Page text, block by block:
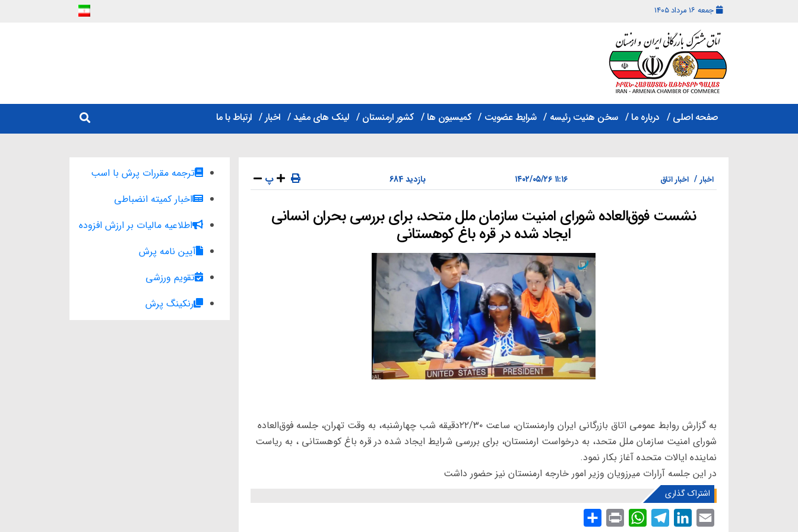
جمعه ۱۶ مرداد ۱۴۰۵
بازرگانی
ایران
ارمنستان
صفحه اصلی درباره ما سخن هئیت رئیسه شرایط عضویت کمیسیون ها کشور ارمنستان لینک های مفید اخبار ارتباط با ما
اخبار اخبار اتاق ۱۱:۱۶ ۱۴۰۲/۰۵/۲۶ 684 بازدید پ
دسته‌ها
نشست فوق‌العاده شورای امنیت سازمان ملل متحد، برای بررسی بحران انسانی
ایجاد شده در قره باغ کوهستانی
به گزارش روابط عمومی اتاق بازرگانی ایران وارمنستان، ساعت ۲۲/۳۰دقیقه شب چهارشنبه، به وقت تهران، جلسه فوق‌العاده
شورای امنیت سازمان ملل متحد، به درخواست ارمنستان، برای بررسی شرایط ایجاد شده در قره باغ کوهستانی ، به ریاست
نماینده ايالات متحده آغاز بکار نمود.
در این جلسه آرارات میرزویان وزیر امور خارجه ارمنستان نیز حضور داشت
اشتراک گذاری
W
ترجمه مقررات پرش با اسب
اخبار کمیته انضباطی
اطلاعیه مالیات بر ارزش افزوده
آیین نامه پرش
تقویم ورزشی
رنکینگ پرش